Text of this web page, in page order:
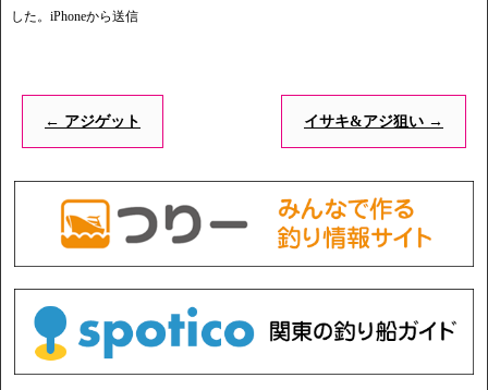
した。iPhoneから送信
← アジゲット イサキ&アジ狙い →